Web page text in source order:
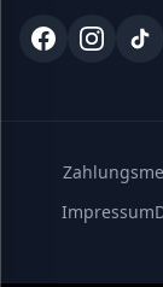
Impressum